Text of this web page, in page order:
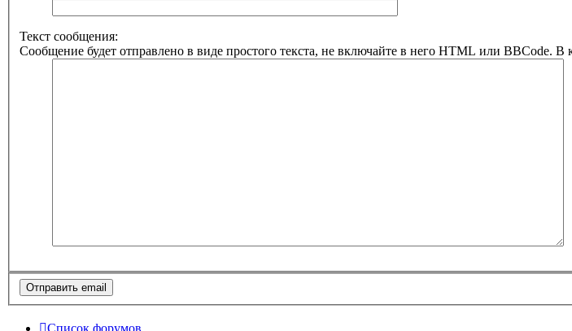
Текст сообщения:
Сообщение будет отправлено в виде простого текста, не включайте в него HTML или BBCode. В
Список форумов